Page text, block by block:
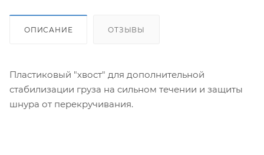
ОПИСАНИЕ ОТЗЫВЫ
Пластиковый "хвост" для дополнительной
стабилизации груза на сильном течении и защиты
шнура от перекручивания.